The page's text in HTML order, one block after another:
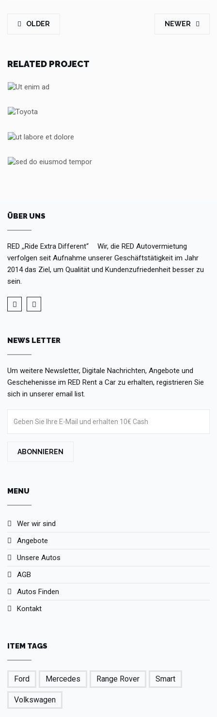
OLDER NEWER
RELATED PROJECT
UT LABORE ET DOLORE
SED DO EIUSMOD TEMPOR
ÜBER UNS
RED ,,Ride Extra Different“ Wir, die RED Autovermietung
verfolgen seit Aufnahme unserer Geschäftstätigkeit im Jahr
2014 das Ziel, um Qualität und Kundenzufriedenheit besser zu
sein.
NEWS LETTER
Um weitere Newsletter, Digitale Nachrichten, Angebote und
Geschehenisse im RED Rent a Car zu erhalten, registrieren Sie
sich in unserer email list.
ABONNIEREN
MENU
Wer wir sind
Angebote
Unsere Autos
AGB
Autos Finden
Kontakt
ITEM TAGS
Ford Mercedes Range Rover Smart
Volkswagen